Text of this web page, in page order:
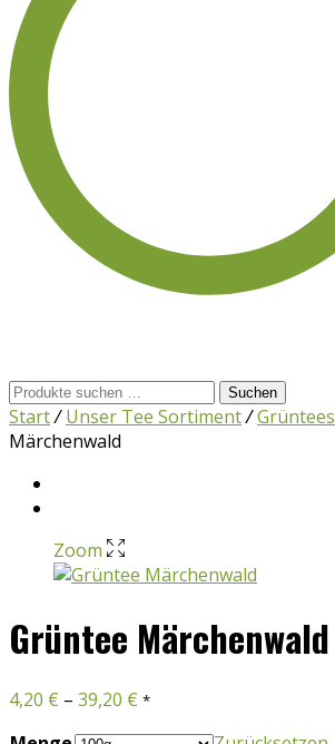
Suchen
nach:
Suchen
Start/ Unser Tee Sortiment/Grüntees
Märchenwald
Zoom
Grüntee Märchenwald
4,20 € – 39,20 € *